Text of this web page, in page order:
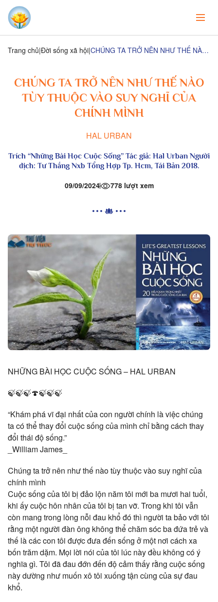
Trang chủ Đời sống xã hội CHÚNG TA TRỞ NÊN NHƯ THẾ NÀO TÙY THUỘC VÀO SUY NGHĨ CỦA CHÍNH MÌNH
CHÚNG TA TRỞ NÊN NHƯ THẾ NÀO
TÙY THUỘC VÀO SUY NGHĨ CỦA
CHÍNH MÌNH
HAL URBAN
Trích “Những Bài Học Cuộc Sống” Tác giả: Hal Urban Người
dịch: Tư Thắng Nxb Tổng Hợp Tp. Hcm, Tái Bản 2018.
09/09/2024 778 lượt xem
NHỮNG BÀI HỌC CUỘC SỐNG – HAL URBAN
🍃🍃🍃🍄🍃🍃🍃
“Khám phá vĩ đại nhất của con người chính là việc chúng
ta có thể thay đổi cuộc sống của mình chỉ bằng cách thay
đổi thái độ sống.”
_William James_
Chúng ta trở nên như thế nào tùy thuộc vào suy nghĩ của
chính mình
Cuộc sống của tôi bị đảo lộn năm tôi mới ba mươi hai tuổi,
khi ấy cuộc hôn nhân của tôi bị tan vỡ. Trong khi tôi vẫn
còn mang trong lòng nỗi đau khổ đó thì người ta bảo với tôi
rằng một người đàn ông không thể chăm sóc ba đứa trẻ và
thế là các con tôi được đưa đến sống ở một nơi cách xa
bốn trăm dặm. Mọi lời nói của tôi lúc này đều không có ý
nghĩa gì. Tôi đã đau đớn đến độ cảm thấy rằng cuộc sống
này dường như muốn xô tôi xuống tận cùng của sự đau
khổ.